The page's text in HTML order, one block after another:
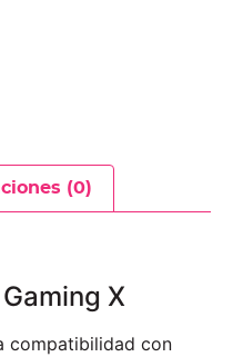
(0)
X
compatibilidad con